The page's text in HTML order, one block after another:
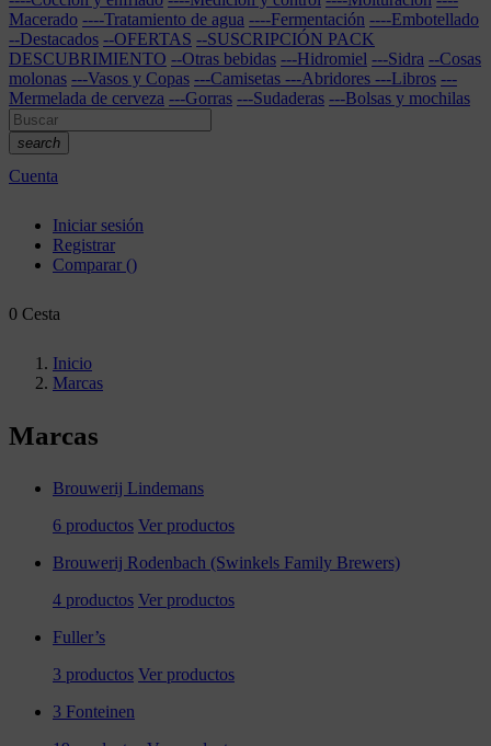
Macerado ----Tratamiento de agua ----Fermentación ----Embotellado
--Destacados --OFERTAS --SUSCRIPCIÓN PACK
DESCUBRIMIENTO --Otras bebidas ---Hidromiel ---Sidra --Cosas
molonas ---Vasos y Copas ---Camisetas ---Abridores ---Libros ---
Mermelada de cerveza ---Gorras ---Sudaderas ---Bolsas y mochilas
search
Cuenta
Iniciar sesión
Registrar
Comparar ()
0 Cesta
Inicio
Marcas
Marcas
Brouwerij Lindemans
6 productos Ver productos
Brouwerij Rodenbach (Swinkels Family Brewers)
4 productos Ver productos
Fuller’s
3 productos Ver productos
3 Fonteinen